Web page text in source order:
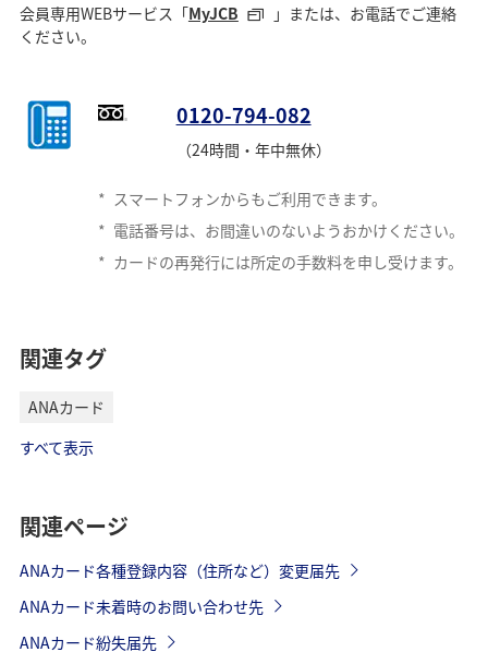
会員専用WEBサービス「MyJCB
」または、お電話でご連絡
ください。
0120-794-082
（24時間・年中無休）
* スマートフォンからもご利用できます。
* 電話番号は、お間違いのないようおかけください。
* カードの再発行には所定の手数料を申し受けます。
関連タグ
ANAカード
すべて表示
関連ページ
ANAカード各種登録内容（住所など）変更届先
ANAカード未着時のお問い合わせ先
ANAカード紛失届先